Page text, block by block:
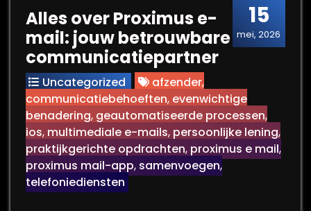
15
mei, 2026
Alles over Proximus e-
mail: jouw betrouwbare
communicatiepartner
Uncategorized afzender,
communicatiebehoeften, evenwichtige
benadering, geautomatiseerde processen,
ios, multimediale e-mails, persoonlijke lening,
praktijkgerichte opdrachten, proximus e mail,
proximus mail-app, samenvoegen,
telefoniediensten